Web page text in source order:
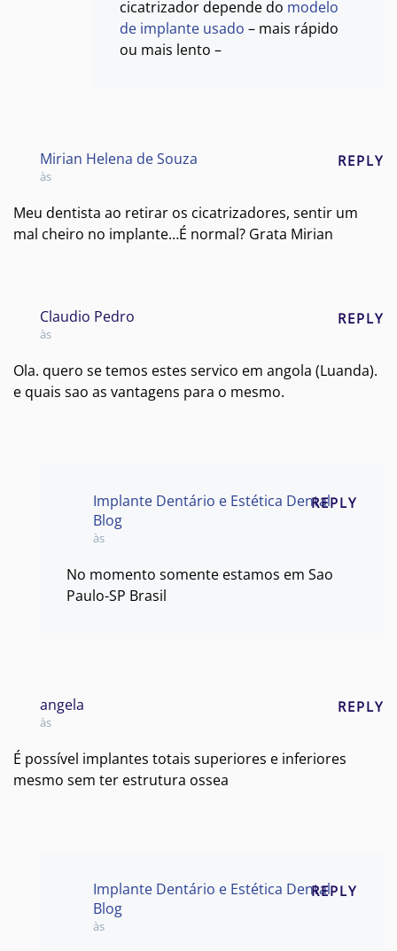
cicatrizador depende do modelo
de implante usado – mais rápido
ou mais lento –
Mirian Helena de Souza
às
REPLY
Meu dentista ao retirar os cicatrizadores, sentir um
mal cheiro no implante…É normal? Grata Mirian
Claudio Pedro
às
REPLY
Ola. quero se temos estes servico em angola (Luanda).
e quais sao as vantagens para o mesmo.
Implante Dentário e Estética Dental
Blog
às
REPLY
No momento somente estamos em Sao
Paulo-SP Brasil
angela
às
REPLY
É possível implantes totais superiores e inferiores
mesmo sem ter estrutura ossea
Implante Dentário e Estética Dental
Blog
às
REPLY